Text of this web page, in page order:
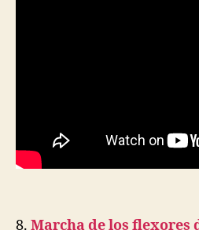
8. Marcha de los flexores